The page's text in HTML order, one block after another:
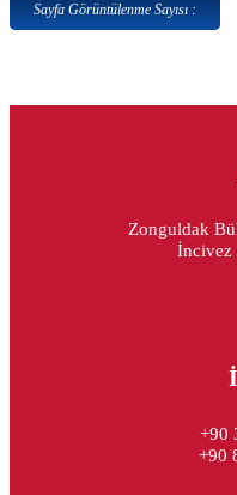
Sayfa Görüntülenme Sayısı :
Zonguldak
+90
+90